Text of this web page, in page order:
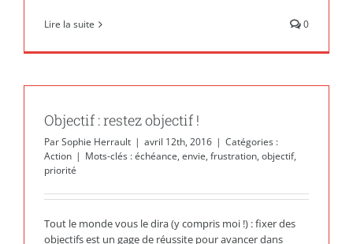
Lire la suite 0
Objectif : restez objectif !
ParSophie Herrault | avril 12th, 2016 | Catégories :
Action | Mots-clés :échéance, envie, frustration, objectif,
priorité
Tout le monde vous le dira (y compris moi !) : fixer des
objectifs est un gage de réussite pour avancer dans